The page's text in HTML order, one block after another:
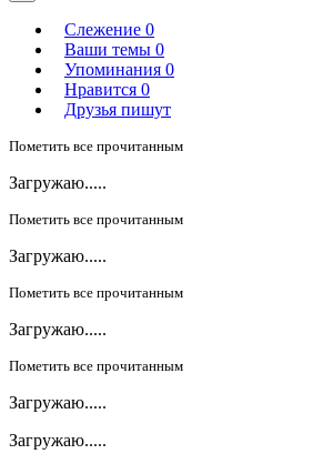
Слежение 0
Ваши темы 0
Упоминания 0
Нравится 0
Друзья пишут
Пометить все прочитанным
Загружаю.....
Пометить все прочитанным
Загружаю.....
Пометить все прочитанным
Загружаю.....
Пометить все прочитанным
Загружаю.....
Загружаю.....